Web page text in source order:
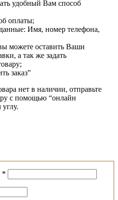
удобный Вам способ
оплаты;
Имя, номер телефона,
можете оставить Ваши
а так же задать
заказ”
нет в наличии, отправьте
с помощью “онлайн
*